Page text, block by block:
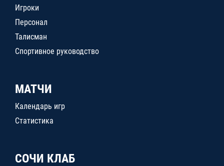
Игроки
Персонал
Талисман
Спортивное руководство
МАТЧИ
Календарь игр
Статистика
СОЧИ КЛАБ